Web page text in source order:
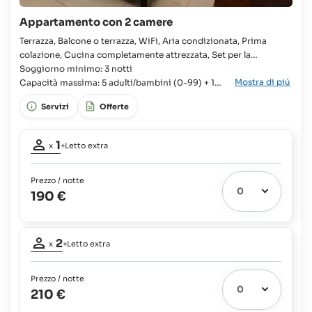
Appartamento con 2 camere
Terrazza, Balcone o terrazza, WiFi, Aria condizionata, Prima
colazione, Cucina completamente attrezzata, Set per la
preparazione di tè e caffè, Lavatrice, TV, Doccia con getto a
pioggia Appartamento, Famiglie, Gruppi, Viaggi di nozze,
Viaggiatori indipendenti, 2x Camera, 2x Letto king, Armadio,
Soggiorno minimo: 3 notti
Capacità massima: 5 adulti/bambini (0-99) + 1
bambino (0-2)
Mostra di piú
Servizi Offerte
Partecipanti
Letto
extra
Neonati
e
a
2
x 1+Letto extra
Prezzo / notte
190 €
Partecipanti
Letto
extra
x 2+Letto extra
Prezzo / notte
210 €